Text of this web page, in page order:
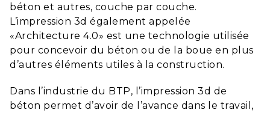
béton et autres, couche par couche.
L’impression 3d également appelée
«Architecture 4.0» est une technologie utilisée
pour concevoir du béton ou de la boue en plus
d’autres éléments utiles à la construction.
Dans l’industrie du BTP, l’impression 3d de
béton permet d’avoir de l’avance dans le travail,